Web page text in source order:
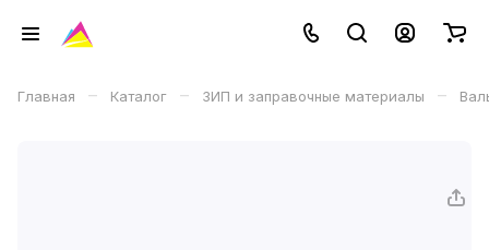
Главная – Каталог – ЗИП и заправочные материалы –